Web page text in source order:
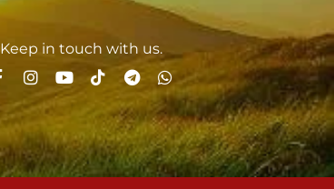
Keep in touch with us.